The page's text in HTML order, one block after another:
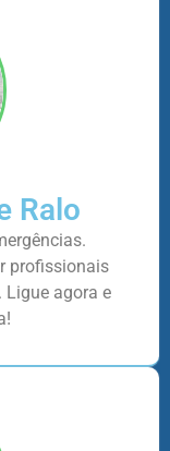
Ralo
profissionais
agora e